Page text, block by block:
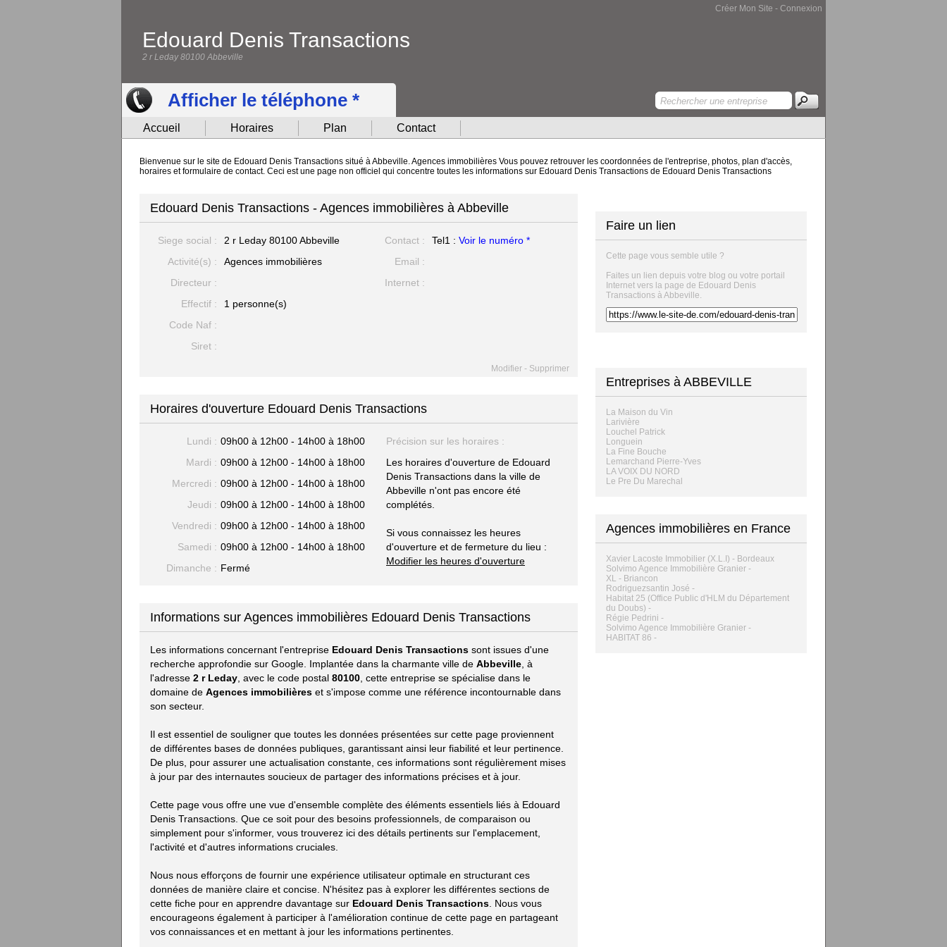
Créer Mon Site - Connexion
Edouard Denis Transactions
2 r Leday 80100 Abbeville
Afficher le téléphone *
Accueil Horaires Plan Contact
Bienvenue sur le site de Edouard Denis Transactions situé à Abbeville. Agences immobilières Vous pouvez retrouver les coordonnées de l'entreprise, photos, plan d'accès,
horaires et formulaire de contact. Ceci est une page non officiel qui concentre toutes les informations sur Edouard Denis Transactions de Edouard Denis Transactions
Edouard Denis Transactions - Agences immobilières à Abbeville
Siege social : 2 r Leday 80100 Abbeville
Activité(s) :
Agences immobilières
Directeur :
Effectif :
1 personne(s)
Code Naf :
Siret :
Contact : Tel1 : Voir le numéro *
Email :
Internet :
Modifier - Supprimer
Horaires d'ouverture Edouard Denis Transactions
Lundi : 09h00 à 12h00 - 14h00 à 18h00
Mardi : 09h00 à 12h00 - 14h00 à 18h00
Mercredi : 09h00 à 12h00 - 14h00 à 18h00
Jeudi : 09h00 à 12h00 - 14h00 à 18h00
Vendredi : 09h00 à 12h00 - 14h00 à 18h00
Samedi : 09h00 à 12h00 - 14h00 à 18h00
Dimanche : Fermé
Précision sur les horaires :
Les horaires d'ouverture de Edouard
Denis Transactions dans la ville de
Abbeville n'ont pas encore été
complétés.
Si vous connaissez les heures
d'ouverture et de fermeture du lieu :
Modifier les heures d'ouverture
Informations sur Agences immobilières Edouard Denis Transactions
Les informations concernant l'entreprise Edouard Denis Transactions sont issues d'une
recherche approfondie sur Google. Implantée dans la charmante ville de Abbeville , à
l'adresse 2 r Leday , avec le code postal 80100 , cette entreprise se spécialise dans le
domaine de Agences immobilières et s'impose comme une référence incontournable dans
son secteur.
Il est essentiel de souligner que toutes les données présentées sur cette page proviennent
de différentes bases de données publiques, garantissant ainsi leur fiabilité et leur pertinence.
De plus, pour assurer une actualisation constante, ces informations sont régulièrement mises
à jour par des internautes soucieux de partager des informations précises et à jour.
Cette page vous offre une vue d'ensemble complète des éléments essentiels liés à Edouard
Denis Transactions. Que ce soit pour des besoins professionnels, de comparaison ou
simplement pour s'informer, vous trouverez ici des détails pertinents sur l'emplacement,
l'activité et d'autres informations cruciales.
Nous nous efforçons de fournir une expérience utilisateur optimale en structurant ces
données de manière claire et concise. N'hésitez pas à explorer les différentes sections de
cette fiche pour en apprendre davantage sur Edouard Denis Transactions . Nous vous
encourageons également à participer à l'amélioration continue de cette page en partageant
vos connaissances et en mettant à jour les informations pertinentes.
Faire un lien
Cette page vous semble utile ?
Faites un lien depuis votre blog ou votre portail
Internet vers la page de Edouard Denis
Transactions à Abbeville.
Entreprises à ABBEVILLE
La Maison du Vin
Larivière
Louchel Patrick
Longuein
La Fine Bouche
Lemarchand Pierre-Yves
LA VOIX DU NORD
Le Pre Du Marechal
Agences immobilières en France
Xavier Lacoste Immobilier (X.L.I) - Bordeaux
Solvimo Agence Immobilière Granier -
XL - Briancon
Rodriguezsantin José -
Habitat 25 (Office Public d'HLM du Département
du Doubs) -
Régie Pedrini -
Solvimo Agence Immobilière Granier -
HABITAT 86 -